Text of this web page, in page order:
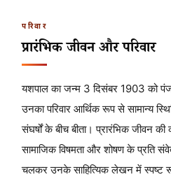
परिवार
प्रारंभिक जीवन और परिवार
यशपाल का जन्म 3 दिसंबर 1903 को
उनका परिवार आर्थिक रूप से सामान्य
संघर्षों के बीच बीता। प्रारंभिक जीवन
सामाजिक विषमता और शोषण के प्रति
चलकर उनके साहित्यिक लेखन में स्पष्ट